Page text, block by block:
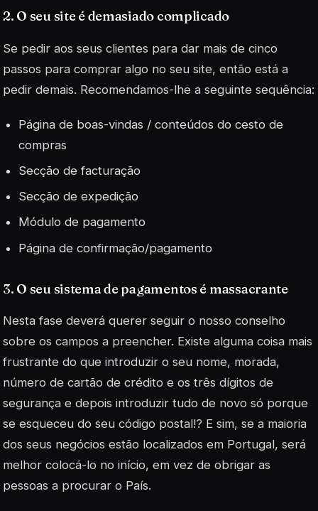
2. O seu site é demasiado complicado
Se pedir aos seus clientes para dar mais de cinco
passos para comprar algo no seu site, então está a
pedir demais. Recomendamos-lhe a seguinte sequência:
Página de boas-vindas / conteúdos do cesto de
compras
Secção de facturação
Secção de expedição
Módulo de pagamento
Página de confirmação/pagamento
3. O seu sistema de pagamentos é massacrante
Nesta fase deverá querer seguir o nosso conselho
sobre os campos a preencher. Existe alguma coisa mais
frustrante do que introduzir o seu nome, morada,
número de cartão de crédito e os três dígitos de
segurança e depois introduzir tudo de novo só porque
se esqueceu do seu código postal!? E sim, se a maioria
dos seus negócios estão localizados em Portugal, será
melhor colocá-lo no início, em vez de obrigar as
pessoas a procurar o País.